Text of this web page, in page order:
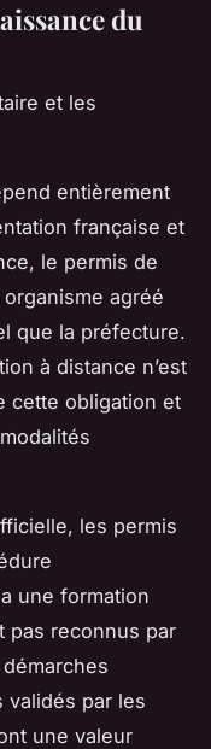
du
et les
entièrement
française et
le permis de
agréé
que la préfecture.
à distance n’est
cette obligation et
les permis
une formation
pas reconnus par
validés par les
une valeur